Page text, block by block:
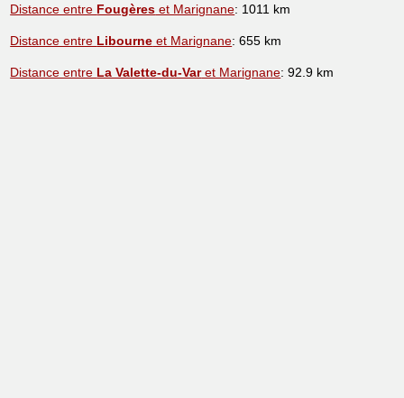
Distance entre Fougères et Marignane: 1011 km
Distance entre Libourne et Marignane: 655 km
Distance entre La Valette-du-Varet Marignane: 92.9 km